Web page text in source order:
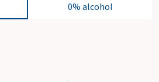
0% alcohol